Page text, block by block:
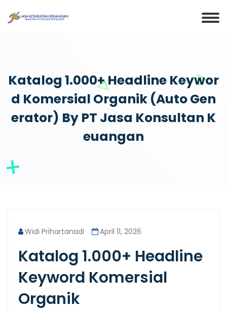
Katalog 1.000+ Headline Keywor
D Komersial Organik (Auto Gen
Erator) By PT Jasa Konsultan K
Euangan
Widi Prihartanadi April 11, 2026
Katalog 1.000+ Headline
Keyword Komersial
Organik